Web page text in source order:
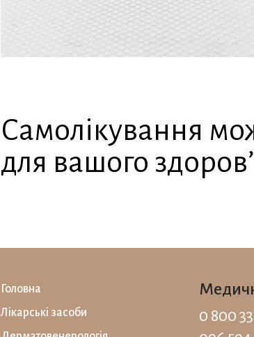
Самолікування
для вашого
Головна
Лікарські засоби
0 800